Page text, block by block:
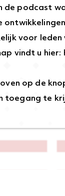
de podcast
voor leden
vindt u hier:
op de
toegang te